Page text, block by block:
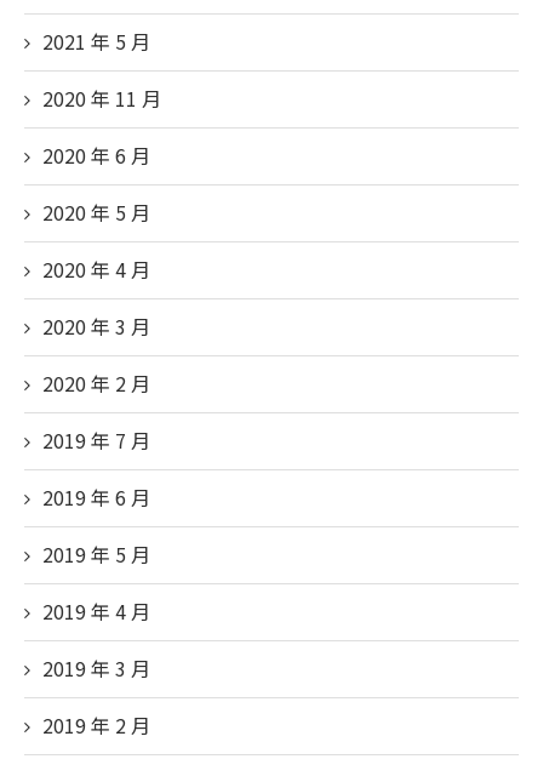
2021 年 5 月
2020 年 11 月
2020 年 6 月
2020 年 5 月
2020 年 4 月
2020 年 3 月
2020 年 2 月
2019 年 7 月
2019 年 6 月
2019 年 5 月
2019 年 4 月
2019 年 3 月
2019 年 2 月